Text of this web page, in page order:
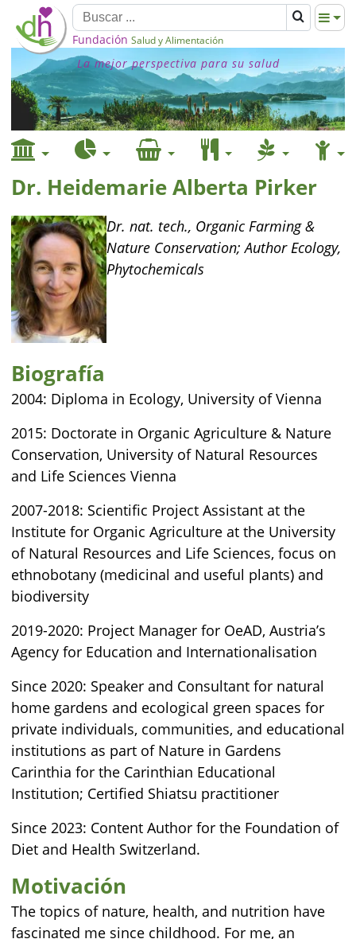
Fundación Salud y Alimentación
La mejor perspectiva para su salud
Dr. Heidemarie Alberta Pirker
Dr. nat. tech., Organic Farming &
Nature Conservation; Author Ecology,
Phytochemicals
Biografía
2004: Diploma in Ecology, University of Vienna
2015: Doctorate in Organic Agriculture & Nature
Conservation, University of Natural Resources
and Life Sciences Vienna
2007-2018: Scientific Project Assistant at the
Institute for Organic Agriculture at the University
of Natural Resources and Life Sciences, focus on
ethnobotany (medicinal and useful plants) and
biodiversity
2019-2020: Project Manager for OeAD, Austria’s
Agency for Education and Internationalisation
Since 2020: Speaker and Consultant for natural
home gardens and ecological green spaces for
private individuals, communities, and educational
institutions as part of Nature in Gardens
Carinthia for the Carinthian Educational
Institution; Certified Shiatsu practitioner
Since 2023: Content Author for the Foundation of
Diet and Health Switzerland.
Motivación
The topics of nature, health, and nutrition have
fascinated me since childhood. For me, an